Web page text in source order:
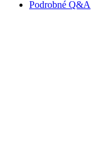
Podrobné Q&A